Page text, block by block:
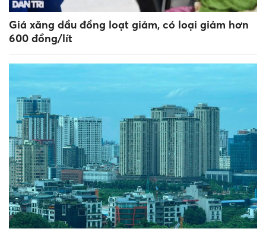
Giá xăng dầu đồng loạt giảm, có loại giảm hơn
600 đồng/lít